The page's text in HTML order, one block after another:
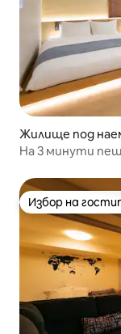
Жилище под
На 3 минути
стая SP201/
Избор на
Избор на